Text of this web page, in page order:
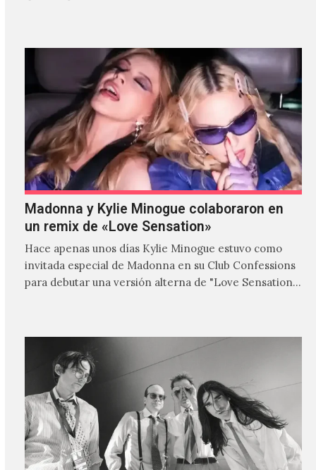
Madonna y Kylie Minogue colaboraron en
un remix de «Love Sensation»
Hace apenas unos días Kylie Minogue estuvo como
invitada especial de Madonna en su Club Confessions
para debutar una versión alterna de "Love Sensation",